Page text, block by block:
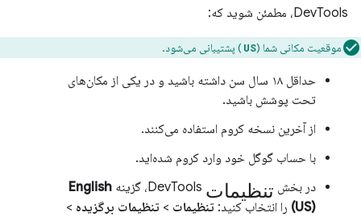
DevTools، مطمئن شوید که:
موقعیت مکانی شما (US ) پشتیبانی می‌شود.
حداقل ۱۸ سال سن داشته باشید و در یکی از مکان‌های
تحت پوشش باشید.
از آخرین نسخه کروم استفاده می‌کنند.
با حساب گوگل خود وارد کروم شده‌اید.
در بخش تنظیمات
English
(US) را انتخاب کنید: تنظیمات > تنظیمات برگزیده >